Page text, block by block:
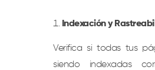
Indexación y
Verifica si todas tus
siendo indexadas